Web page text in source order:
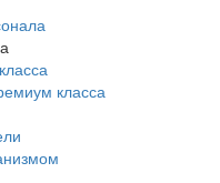
класса